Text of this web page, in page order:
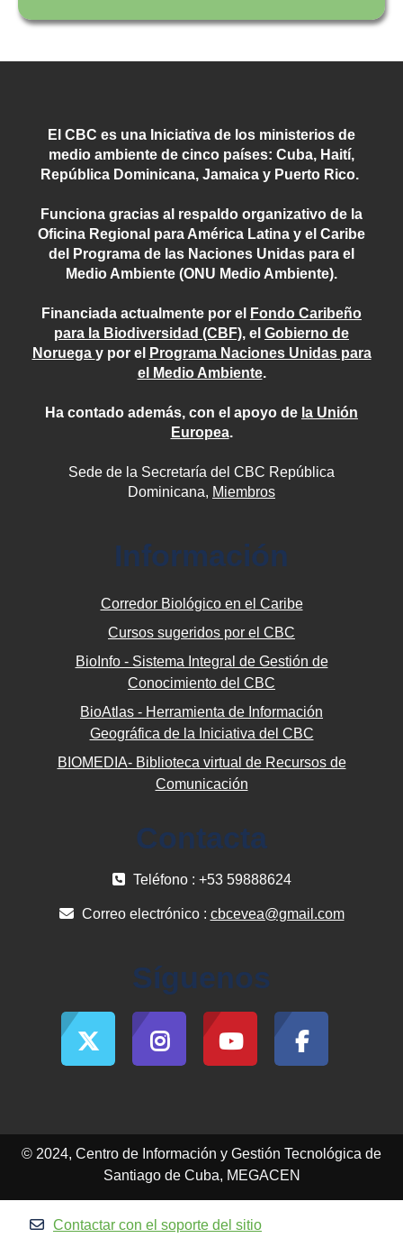
El CBC es una Iniciativa de los ministerios de
medio ambiente de cinco países: Cuba, Haití,
República Dominicana, Jamaica y Puerto Rico.
Funciona gracias al respaldo organizativo de la
Oficina Regional para América Latina y el Caribe
del Programa de las Naciones Unidas para el
Medio Ambiente (ONU Medio Ambiente).
Financiada actualmente por el
Fondo Caribeño
para la Biodiversidad (CBF), el Gobierno de
Noruega y por el
Programa Naciones Unidas para
el Medio Ambiente.
Ha contado además, con el apoyo de la Unión
Europea.
Sede de la Secretaría del CBC República
Dominicana, Miembros
Información
Corredor Biológico en el Caribe
Cursos sugeridos por el CBC
BioInfo - Sistema Integral de Gestión de
Conocimiento del CBC
BioAtlas - Herramienta de Información
Geográfica de la Iniciativa del CBC
BIOMEDIA- Biblioteca virtual de Recursos de
Comunicación
Contacta
Teléfono : +53 59888624
Correo electrónico : cbcevea@gmail.com
Síguenos
© 2024, Centro de Información y Gestión Tecnológica de
Santiago de Cuba, MEGACEN
Contactar con el soporte del sitio